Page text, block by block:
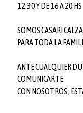
12.30 Y DE 16 A 20 HS
SOMOS CASARI
PARA TODA LA
ANTE CUALQUIER
COMUNICARTE
CON NOSOTROS ,